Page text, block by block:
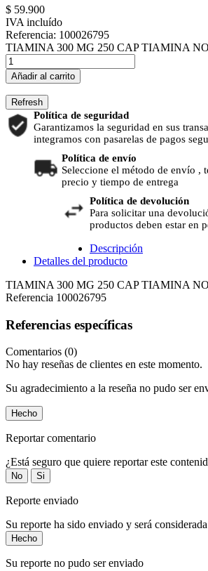
$ 59.900
IVA incluído
Referencia: 100026795
TIAMINA 300 MG 250 CAP TIAMINA
Añadir al carrito
Política de seguridad
Garantizamos la seguridad en sus
integramos con pasarelas de pagos
Política de envío
Seleccione el método de envío ,
precio y tiempo de entrega
Política de devolución
Para solicitar una
productos deben estar en
Descripción
Detalles del producto
TIAMINA 300 MG 250 CAP TIAMINA
Referencia 100026795
Referencias específicas
Comentarios (0)
No hay reseñas de clientes en este momento.
Su agradecimiento a la reseña no pudo ser
Hecho
Reportar comentario
¿Está seguro que quiere reportar este
No Si
Reporte enviado
Su reporte ha sido enviado y será
Hecho
Su reporte no pudo ser enviado